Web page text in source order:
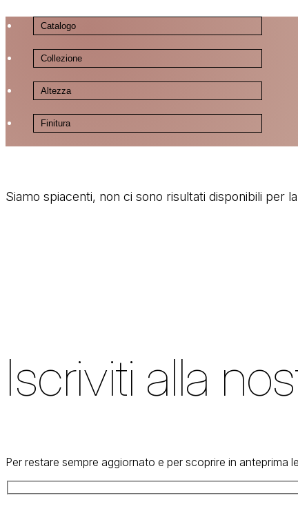
Siamo spiacenti, non ci sono risultati disponibili per
Iscriviti alla
Per restare sempre aggiornato e per scoprire in anteprima